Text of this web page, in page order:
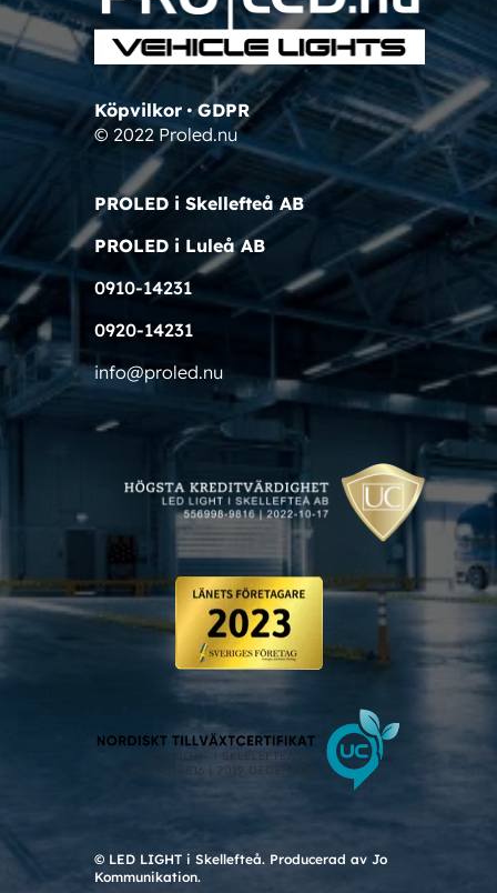
Köpvilkor•GDPR
© 2022 Proled.nu
PROLED i Skellefteå AB
PROLED i Luleå AB
0910-14231
0920-14231
info@proled.nu
© LED LIGHT i Skellefteå. Producerad av Jo
Kommunikation.